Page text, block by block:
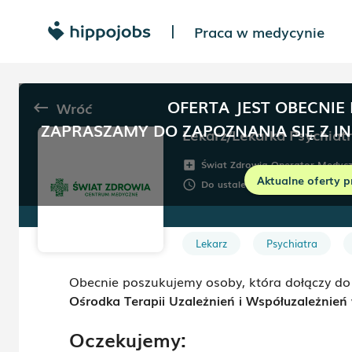
| Praca w medycynie
OFERTA JEST
ZAPRASZAMY DO ZAPOZNANIA SIĘ Z
Aktualne oferty
keyboard_backspace Wróć
Lekarz/Lekarka
add_box Świat Zdrowia Operator
schedule Do ustalenia description Umowa:
Lekarz Psychiatra
Obecnie poszukujemy osoby, która dołączy
Ośrodka Terapii Uzależnień i
Oczekujemy: